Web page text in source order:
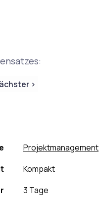
>
Projektmanagement
Kompakt
3 Tage